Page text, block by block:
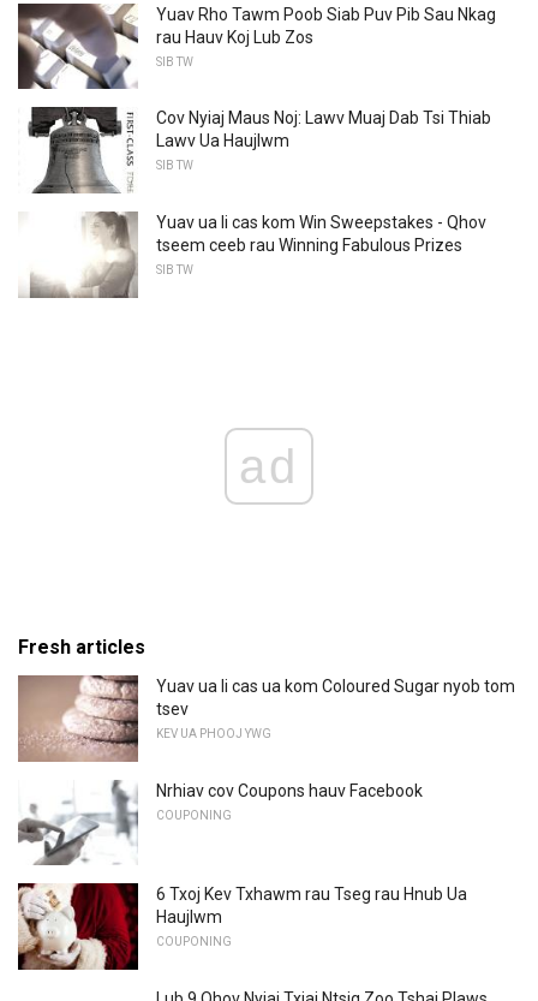
Yuav Rho Tawm Poob Siab Puv Pib Sau Nkag
rau Hauv Koj Lub Zos
SIB TW
Cov Nyiaj Maus Noj: Lawv Muaj Dab Tsi Thiab
Lawv Ua Haujlwm
SIB TW
Yuav ua li cas kom Win Sweepstakes - Qhov
tseem ceeb rau Winning Fabulous Prizes
SIB TW
ad
Fresh articles
Yuav ua li cas ua kom Coloured Sugar nyob tom
tsev
KEV UA PHOOJ YWG
Nrhiav cov Coupons hauv Facebook
COUPONING
6 Txoj Kev Txhawm rau Tseg rau Hnub Ua
Haujlwm
COUPONING